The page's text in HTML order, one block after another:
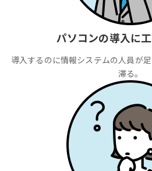
パソコンの導入に
導入するのに情報システムの人員が
滞る。